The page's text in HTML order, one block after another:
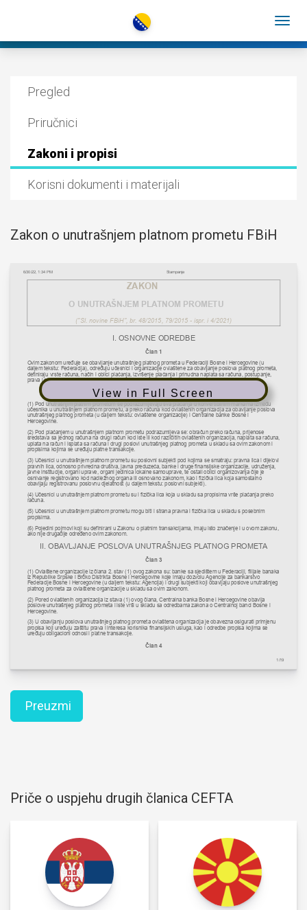
Pregled
Priručnici
Zakoni i propisi
Korisni dokumenti i materijali
Zakon o unutrašnjem platnom prometu FBiH
View in Full Screen
Preuzmi
Priče o uspjehu drugih članica CEFTA